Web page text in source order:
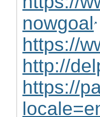
nowgoal
https://
http://
https://